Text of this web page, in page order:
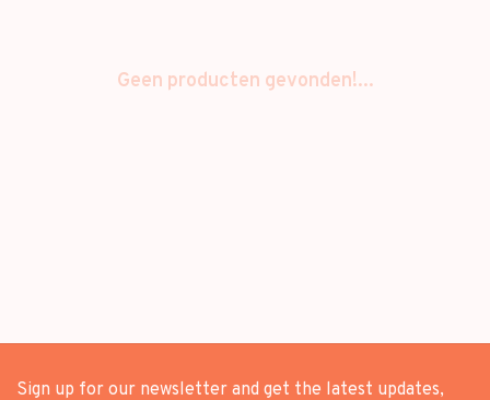
Geen producten gevonden!...
Sign up for our newsletter and get the latest updates,